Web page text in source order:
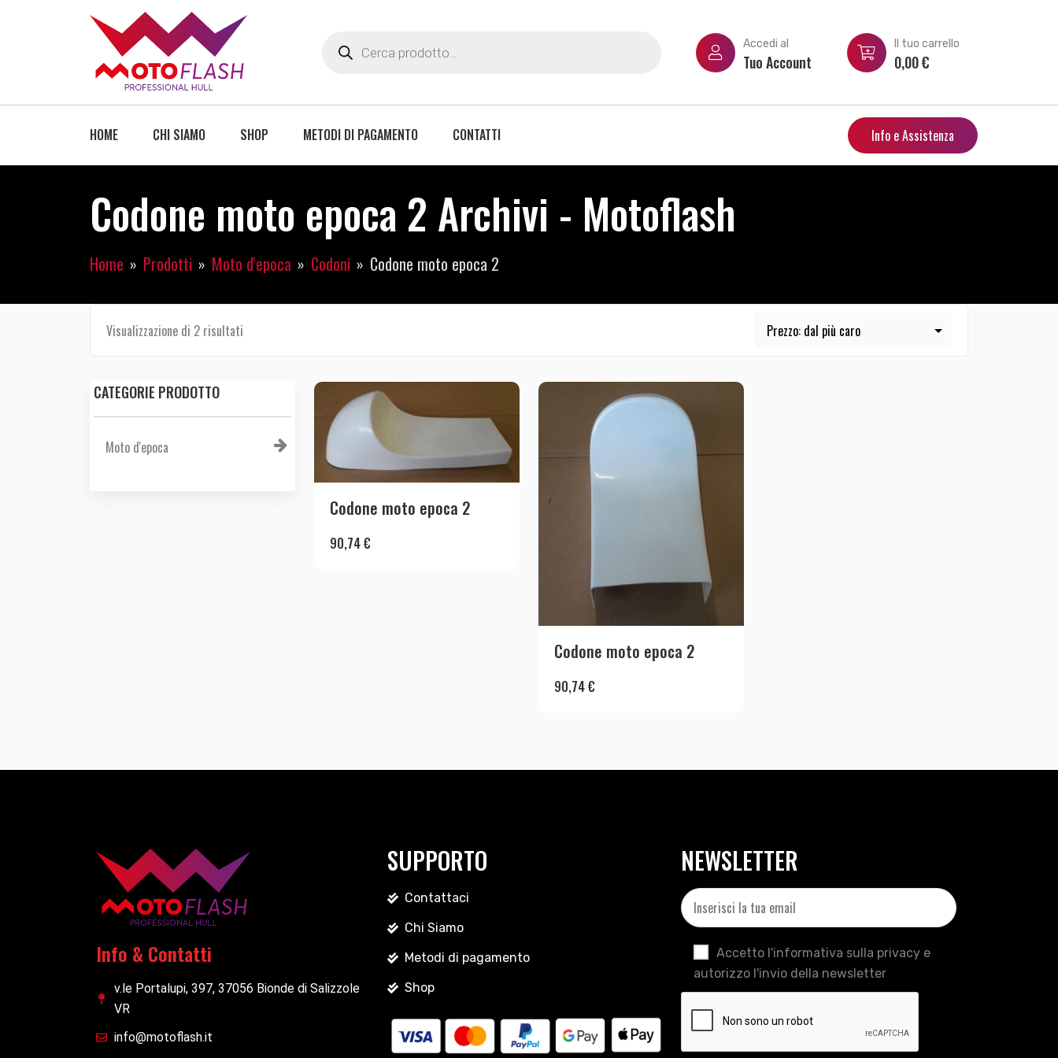
Accedi al
Tuo Account
Il tuo carrello
0,00€
HOME CHI SIAMO SHOP METODI DI PAGAMENTO CONTATTI Info e Assistenza
Codone moto epoca 2 Archivi - Motoflash
Home Prodotti Moto d'epoca Codoni Codone moto epoca 2
Visualizzazione di 2 risultati
CATEGORIE PRODOTTO
Moto d'epoca
Codone moto epoca 2
90,74€
Codone moto epoca 2
90,74€
Info & Contatti
v.le Portalupi, 397, 37056 Bionde di Salizzole
VR
info@motoflash.it
SUPPORTO
Contattaci
Chi Siamo
Metodi di pagamento
Shop
NEWSLETTER
Accetto l'informativa sulla privacy e
autorizzo l'invio della newsletter